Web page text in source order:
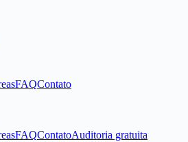
FAQContato
FAQContatoAuditoria gratuita